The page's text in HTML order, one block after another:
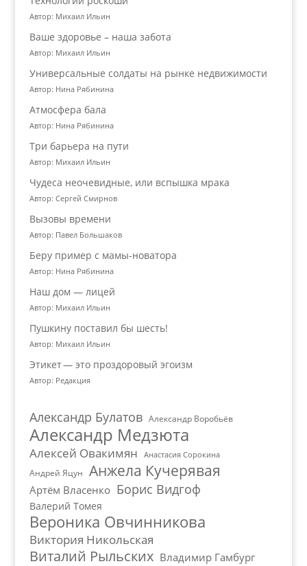
Автор: Михаил Ильин
Ваше здоровье – наша забота
Автор: Михаил Ильин
Универсальные солдаты на рынке недвижимости
Автор: Нина Рябинина
Атмосфера бала
Автор: Нина Рябинина
Три барьера на пути
Автор: Михаил Ильин
Чудеса неочевидные, или вспышка мрака
Автор: Сергей Смирнов
Вызовы времени
Автор: Павел Большаков
Беру пример с мамы-новатора
Автор: Нина Рябинина
Наш дом — лицей
Автор: Михаил Ильин
Пушкину поставил бы шесть!
Автор: Михаил Ильин
Этикет — это проздоровый эгоизм
Автор: Редакция
Александр Булатов Александр Воробьёв
Александр Медзюта
Алексей Овакимян Анастасия Сорокина
Андрей Яцун Анжела Кучерявая
Артём Власенко Борис Видгоф
Валерий Томея
Вероника Овчинникова
Виктория Никольская
Виталий Рыльских Владимир Гамбург